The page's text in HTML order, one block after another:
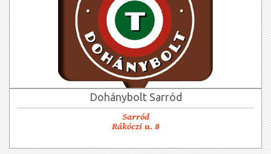
Dohánybolt Sarród
Sarród
Rákóczi u. 8